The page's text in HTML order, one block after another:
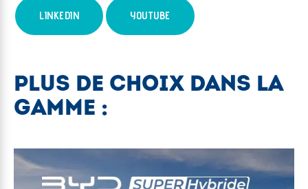
LINKEDIN YOUTUBE
PLUS DE CHOIX DANS LA
GAMME :